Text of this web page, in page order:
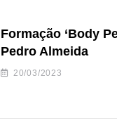
Formação ‘Body
Pedro Almeida
20/03/2023